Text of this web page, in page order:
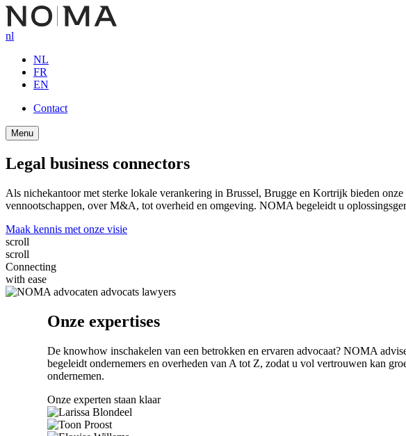
Overslaan
en
naar
inhoud
gaan
nl
NL
FR
EN
Button
navigation
Contact
Menu
Legal business connectors
Als nichekantoor met sterke lokale verankering in Brussel, Brugge en Kortrijk bieden
vennootschappen, over M&A, tot overheid en omgeving. NOMA begeleidt u
Maak kennis met onze visie
scroll
scroll
Connecting
with ease
Onze expertises
De knowhow inschakelen van een betrokken en ervaren advocaat? NOMA
begeleidt ondernemers en overheden van A tot Z, zodat u vol vertrouwen kan
ondernemen.
Onze experten staan klaar